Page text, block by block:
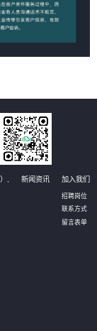
, 新闻资讯 加入我们
招聘岗位
联系方式
留言表单